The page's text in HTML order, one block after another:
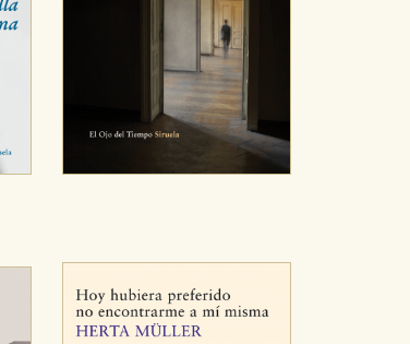
funcione y no es posible deshabilitarlas desde
que algunas áreas de nuestra web dejen de
y se utilizan para mostrar publicidad
sino que se basan en la identificación única